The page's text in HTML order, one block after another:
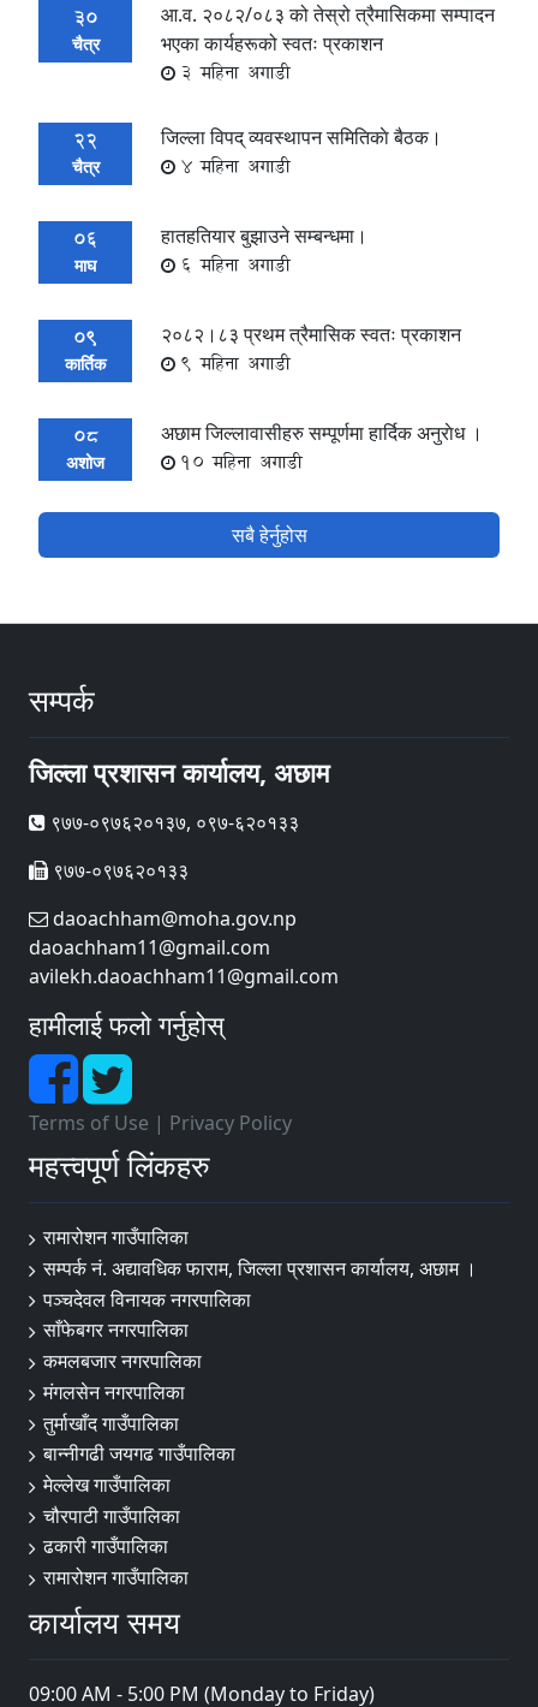
30
चैत्र
आ.व. २०८२/०८३ को तेस्रो त्रैमासिकमा सम्पादन
भएका कार्यहरूको स्वतः प्रकाशन
3 महिना अगाडी
22
चैत्र
जिल्ला विपद् व्यवस्थापन समितिकाे बैठक।
4 महिना अगाडी
06
माघ
हातहतियार बुझाउने सम्बन्धमा।
6 महिना अगाडी
09
कार्तिक
२०८२।८३ प्रथम त्रैमासिक स्वतः प्रकाशन
9 महिना अगाडी
08
अशोज
अछाम जिल्लावासीहरु सम्पूर्णमा हार्दिक अनुराेध ।
10 महिना अगाडी
सबै हेर्नुहोस
सम्पर्क
जिल्ला प्रशासन कार्यालय, अछाम
९७७-०९७६२०१३७, ०९७-६२०१३३
९७७-०९७६२०१३३
daoachham@moha.gov.np
daoachham11@gmail.com
avilekh.daoachham11@gmail.com
हामीलाई फलो गर्नुहोस्
Terms of Use | Privacy Policy
महत्त्वपूर्ण लिंकहरु
रामारोशन गाउँपालिका
सम्पर्क नं. अद्यावधिक फाराम, जिल्ला प्रशासन कार्यालय, अछाम ।
पञ्चदेवल विनायक नगरपालिका
साँफेबगर नगरपालिका
कमलबजार नगरपालिका
मंगलसेन नगरपालिका
तुर्माखाँद गाउँपालिका
बान्नीगढी जयगढ गाउँपालिका
मेल्लेख गाउँपालिका
चौरपाटी गाउँपालिका
ढकारी गाउँपालिका
रामारोशन गाउँपालिका
कार्यालय समय
09:00 AM - 5:00 PM (Monday to Friday)